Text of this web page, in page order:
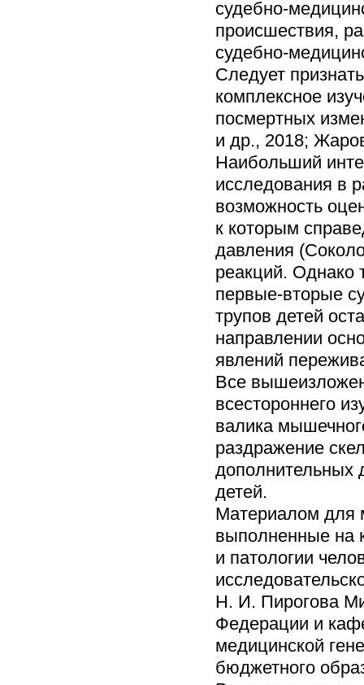
судебно-
происшествия,
судебно-
Следует
комплексное
посмертных
и др., 2018;
Наибольший
исследования в
возможность
к которым
давления
реакций. Однако
первые-вторые
трупов детей
направлении
явлений
Все
всестороннего
валика
раздражение
дополнительных
детей.
Материалом для
выполненные на
и патологии
Н. И. Пирогова
Федерации и
медицинской
бюджетного